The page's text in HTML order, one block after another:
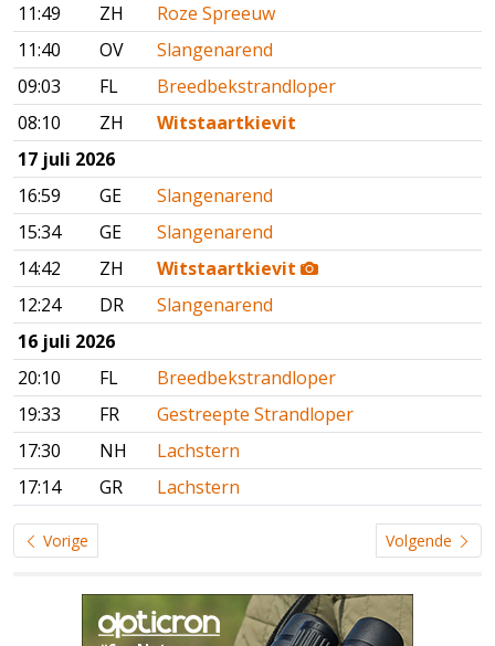
11:49
ZH
Roze Spreeuw
11:40
OV
Slangenarend
09:03
FL
Breedbekstrandloper
08:10
ZH
Witstaartkievit
17 juli 2026
16:59
GE
Slangenarend
15:34
GE
Slangenarend
14:42
ZH
Witstaartkievit
12:24
DR
Slangenarend
16 juli 2026
20:10
FL
Breedbekstrandloper
19:33
FR
Gestreepte Strandloper
17:30
NH
Lachstern
17:14
GR Lachstern
Vorige Volgende